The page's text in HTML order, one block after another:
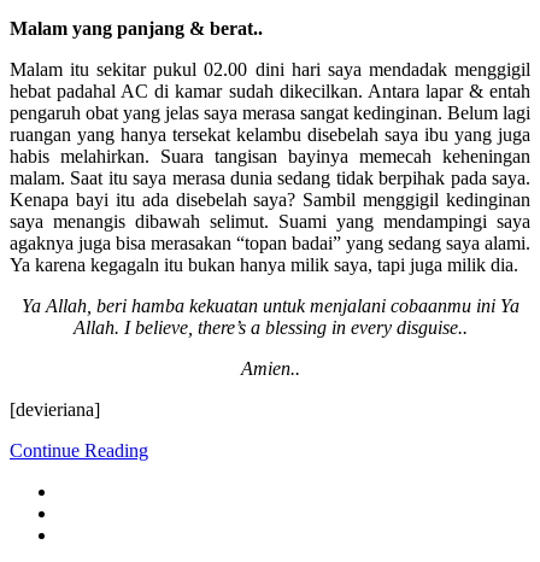
Malam yang panjang & berat..
Malam itu sekitar pukul 02.00 dini hari saya mendadak menggigil
hebat padahal AC di kamar sudah dikecilkan. Antara lapar & entah
pengaruh obat yang jelas saya merasa sangat kedinginan. Belum lagi
ruangan yang hanya tersekat kelambu disebelah saya ibu yang juga
habis melahirkan. Suara tangisan bayinya memecah keheningan
malam. Saat itu saya merasa dunia sedang tidak berpihak pada saya.
Kenapa bayi itu ada disebelah saya? Sambil menggigil kedinginan
saya menangis dibawah selimut. Suami yang mendampingi saya
agaknya juga bisa merasakan “topan badai” yang sedang saya alami.
Ya karena kegagaln itu bukan hanya milik saya, tapi juga milik dia.
Ya Allah, beri hamba kekuatan untuk menjalani cobaanmu ini Ya
Allah. I believe, there’s a blessing in every disguise..
Amien..
[devieriana]
Continue Reading